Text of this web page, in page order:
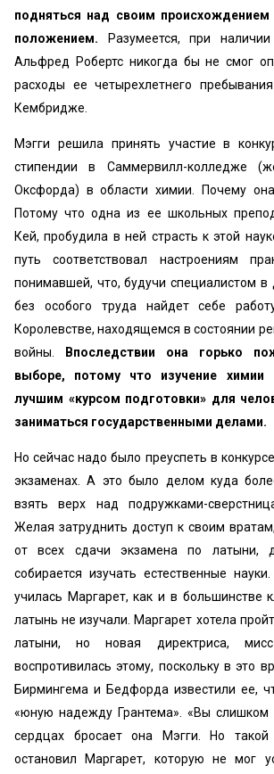
подняться над своим
положением.
Разумеется, при
Альфред Робертс никогда бы не смог
расходы ее четырехлетнего
Кембридже.
Мэгги решила принять участие в
стипендии в Саммервилл-колледже
Оксфорда) в области химии. Почему
Потому что одна из ее школьных
Кей, пробудила в ней страсть к этой
путь соответствовал настроениям
понимавшей, что, будучи специалистом в
без особого труда найдет себе
Королевстве, находящемся в состоянии
войны.
Впоследствии она горько
выборе, потому что изучение
лучшим «курсом подготовки» для
заниматься государственными делами.
Но сейчас надо было преуспеть в
экзаменах. А это было делом куда
взять верх над подружками-
Желая затруднить доступ к своим
от всех сдачи экзамена по латыни,
собирается изучать естественные
училась Маргарет, как и в большинстве
латынь не изучали. Маргарет хотела
латыни, но новая директриса,
воспротивилась этому, поскольку в это
Бирмингема и Бедфорда известили ее,
«юную надежду Грантема». «Вы
сердцах бросает она Мэгги. Но
остановил Маргарет, которую не мог